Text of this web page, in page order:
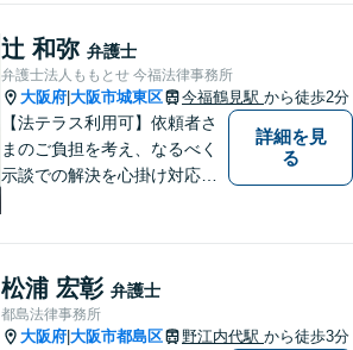
【高倉町三丁目バス停徒歩１
分】【当日・夜間・休日相談
可】刑事事件/相続問題/離婚問
題など経験と知識をもとに、
依頼者様の不安を解消し、問
題解決へ導きます
辻 和弥 弁護士
弁護士法人ももとせ 今福法律事務所
大阪府 大阪市城東区 今福鶴見駅 から徒歩2分
【法テラス利用可】依頼者さ
まのご負担を考え、なるべく
示談での解決を心掛け対応い
で頼れる弁護士を目指しま
す。【休日相談可】【今福鶴
見駅2分】
詳細を見
る
松浦 宏彰 弁護士
都島法律事務所
大阪府 大阪市都島区 野江内代駅 から徒歩3分